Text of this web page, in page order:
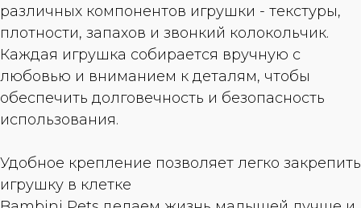
различных компонентов игрушки - текстуры,
плотности, запахов и звонкий колокольчик.
Каждая игрушка собирается вручную с
любовью и вниманием к деталям, чтобы
обеспечить долговечность и безопасность
использования.
Удобное крепление позволяет легко закрепить
игрушку в клетке